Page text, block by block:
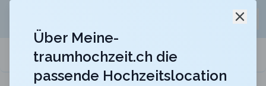
meine-traumhochzeit.ch
Über Meine-
traumhochzeit.ch die
passende Hochzeitslocation